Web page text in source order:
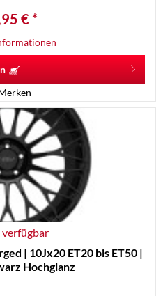
€ *
verfügbar
| 10Jx20 ET20 bis ET50 |
Hochglanz